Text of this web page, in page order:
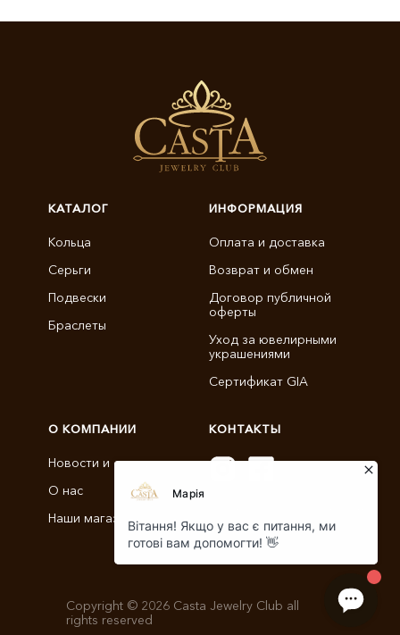
КАТАЛОГ
Кольца
Серьги
Подвески
Браслеты
ИНФОРМАЦИЯ
Оплата и доставка
Возврат и обмен
Договор публичной
оферты
Уход за ювелирными
украшениями
Сертификат GIA
О КОМПАНИИ
Новости и статьи
О нас
Наши магазины
КОНТАКТЫ
+38 (096) 900-11-22
Copyright © 2026 Casta Jewelry Club all
rights reserved